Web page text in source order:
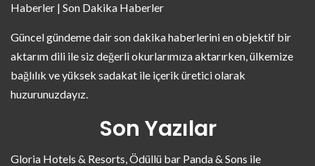
Haberler | Son Dakika Haberler
Güncel gündeme dair son dakika haberlerini en objektif bir
aktarım dili ile siz değerli okurlarımıza aktarırken, ülkemize
bağlılık ve yüksek sadakat ile içerik üretici olarak
huzurunuzdayız.
Son Yazılar
Gloria Hotels & Resorts, Ödüllü bar Panda & Sons ile